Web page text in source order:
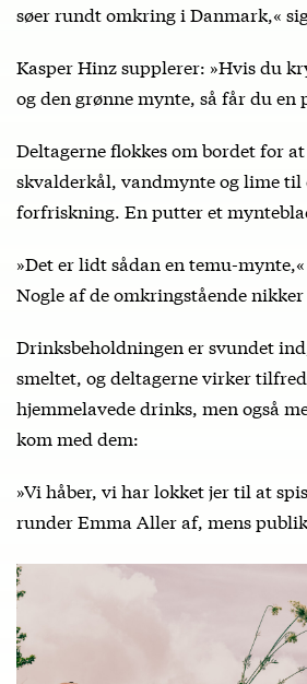
søer rundt omkring i Danmark,«
Kasper Hinz supplerer: »Hvis du
og den grønne mynte, så får du en
Deltagerne flokkes om bordet for at
skvalderkål, vandmynte og lime til
forfriskning. En putter et
»Det er lidt sådan en temu-
Nogle af de omkringstående
Drinksbeholdningen er svundet
smeltet, og deltagerne virker
hjemmelavede drinks, men også
kom med dem:
»Vi håber, vi har lokket jer til at
runder Emma Aller af, mens